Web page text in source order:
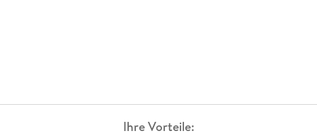
Ihre Vorteile: